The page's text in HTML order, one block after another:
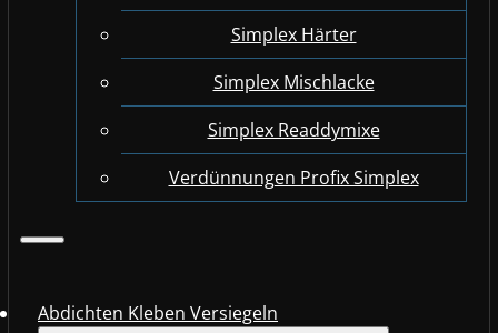
Simplex Härter
Simplex Mischlacke
Simplex Readdymixe
Verdünnungen Profix Simplex
Abdichten Kleben Versiegeln